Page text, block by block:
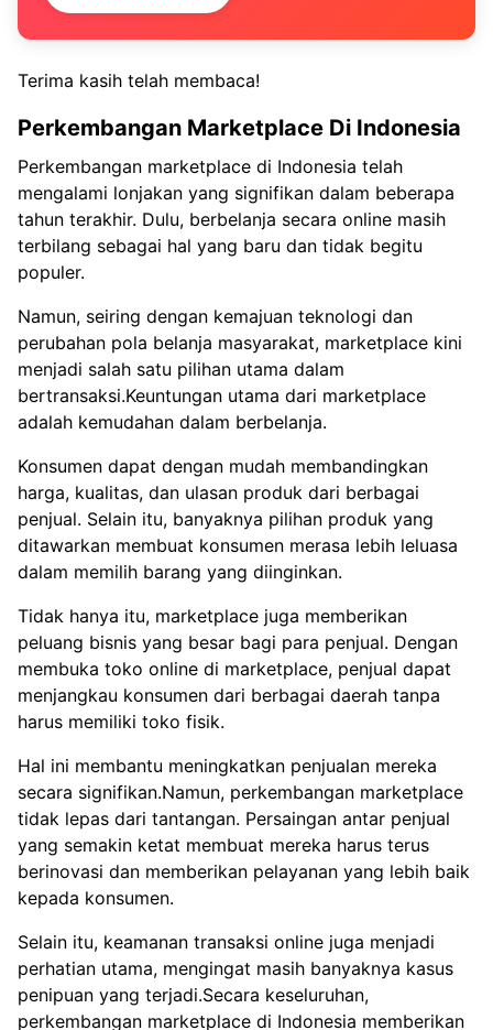
Terima kasih telah membaca!
Perkembangan Marketplace Di Indonesia
Perkembangan marketplace di Indonesia telah
mengalami lonjakan yang signifikan dalam beberapa
tahun terakhir. Dulu, berbelanja secara online masih
terbilang sebagai hal yang baru dan tidak begitu
populer.
Namun, seiring dengan kemajuan teknologi dan
perubahan pola belanja masyarakat, marketplace kini
menjadi salah satu pilihan utama dalam
bertransaksi.Keuntungan utama dari marketplace
adalah kemudahan dalam berbelanja.
Konsumen dapat dengan mudah membandingkan
harga, kualitas, dan ulasan produk dari berbagai
penjual. Selain itu, banyaknya pilihan produk yang
ditawarkan membuat konsumen merasa lebih leluasa
dalam memilih barang yang diinginkan.
Tidak hanya itu, marketplace juga memberikan
peluang bisnis yang besar bagi para penjual. Dengan
membuka toko online di marketplace, penjual dapat
menjangkau konsumen dari berbagai daerah tanpa
harus memiliki toko fisik.
Hal ini membantu meningkatkan penjualan mereka
secara signifikan.Namun, perkembangan marketplace
tidak lepas dari tantangan. Persaingan antar penjual
yang semakin ketat membuat mereka harus terus
berinovasi dan memberikan pelayanan yang lebih baik
kepada konsumen.
Selain itu, keamanan transaksi online juga menjadi
perhatian utama, mengingat masih banyaknya kasus
penipuan yang terjadi.Secara keseluruhan,
perkembangan marketplace di Indonesia memberikan